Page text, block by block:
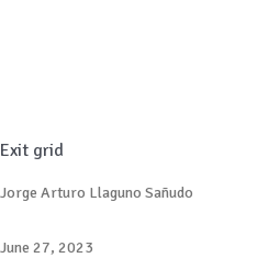
Exit grid
Jorge Arturo Llaguno Sañudo
June 27, 2023